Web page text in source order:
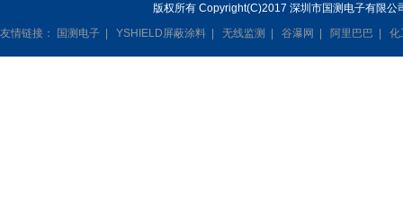
版权所有 Copyright(C)2017 深圳市国测电子有限公
友情链接：
国测电子 YSHIELD屏蔽涂料 无线监测 谷瀑网 阿里巴巴 化